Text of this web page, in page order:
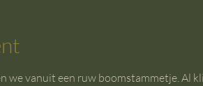
we vanuit een ruw boomstammetje. Al